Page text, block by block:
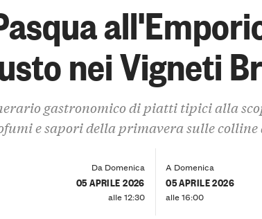
nei Vigneti
gastronomico di piatti tipici alla
e sapori della primavera sulle colline
Da Domenica
05 APRILE 2026
alle 12:30
A Domenica
05 APRILE 2026
alle 16:00